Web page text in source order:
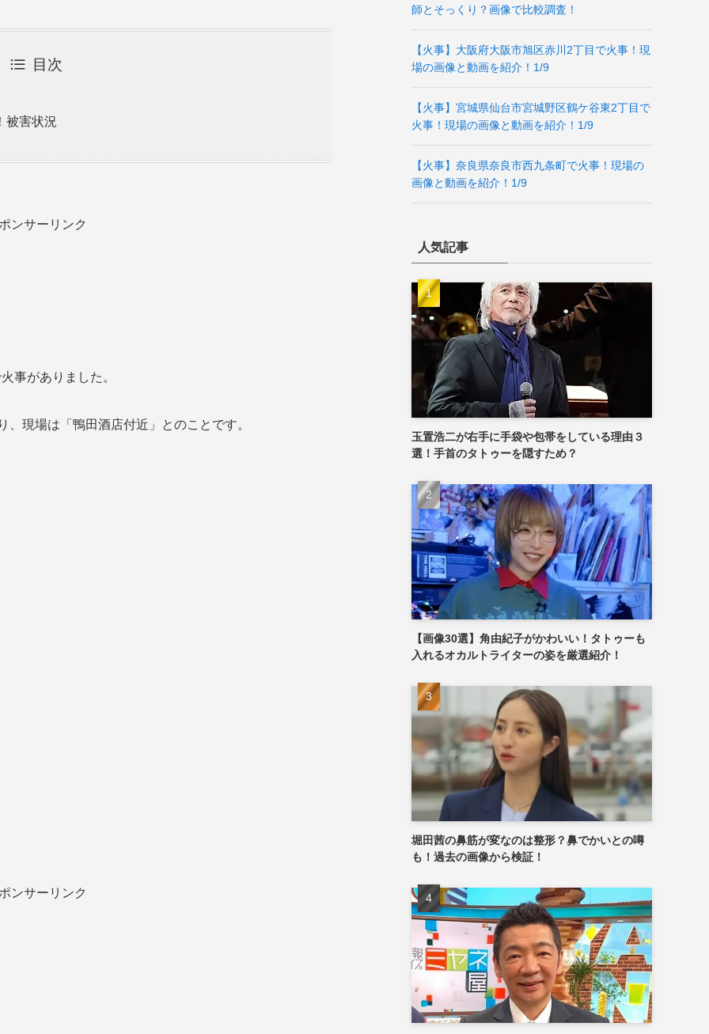
目次
被害状況
ンサーリンク
事がありました。
現場は「鴨田酒店付近」とのことです。
ンサーリンク
師とそっくり？画像で比較調査！
【火事】大阪府大阪市旭区赤川2丁目で火事！現
場の画像と動画を紹介！1/9
【火事】宮城県仙台市宮城野区鶴ケ谷東2丁目で
火事！現場の画像と動画を紹介！1/9
【火事】奈良県奈良市西九条町で火事！現場の
画像と動画を紹介！1/9
人気記事
玉置浩二が右手に手袋や包帯をしている理由３
選！手首のタトゥーを隠すため？
【画像30選】角由紀子がかわいい！タトゥーも
入れるオカルトライターの姿を厳選紹介！
堀田茜の鼻筋が変なのは整形？鼻でかいとの噂
も！過去の画像から検証！